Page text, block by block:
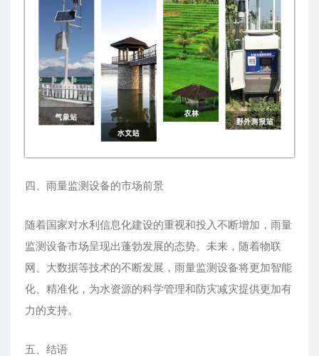
四、雨量监测设备的市场前景
随着国家对水利信息化建设的重视和投入不断增加，雨量
监测设备市场呈现出蓬勃发展的态势。未来，随着物联
网、大数据等技术的不断发展，雨量监测设备将更加智能
化、精准化，为水资源的科学管理和防灾减灾提供更加有
力的支持。
五、结语